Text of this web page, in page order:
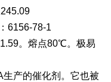
6156-78-1
。熔点80℃。极易
产的催化剂。它也被